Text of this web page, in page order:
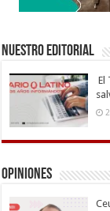
Nuestro Editorial
El
Opiniones